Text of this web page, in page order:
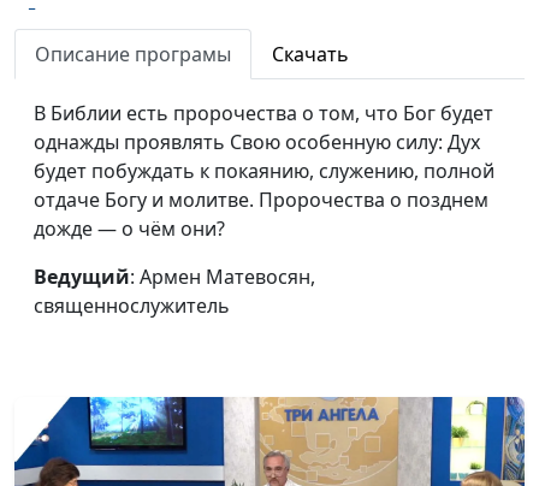
Домостроительство
тайн Божьих: Божье
ресурсами
священнослужитель
Что такое престол
Божий
Армен Матевосян,
священнослужитель
Ропот народа
христианам
реагировать на
Эффект бабочки и
последствия нашего
выбора
Павел Жуков,
священнослужитель
#393
Описание програмы Скачать
В Библии есть пророчества о том, что Бог будет
однажды проявлять Свою особенную силу: Дух
будет побуждать к покаянию, служению, полной
отдаче Богу и молитве. Пророчества о позднем
дожде — о чём они?
Ведущий: Армен Матевосян,
священнослужитель